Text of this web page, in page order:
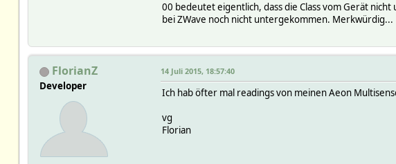
00 bedeutet eigentlich, dass die Class vom Gerät
bei ZWave noch nicht untergekommen. Merkwürdig...
FlorianZ
Developer
14 Juli 2015, 18:57:40
Ich hab öfter mal readings von meinen Aeon
vg
Florian